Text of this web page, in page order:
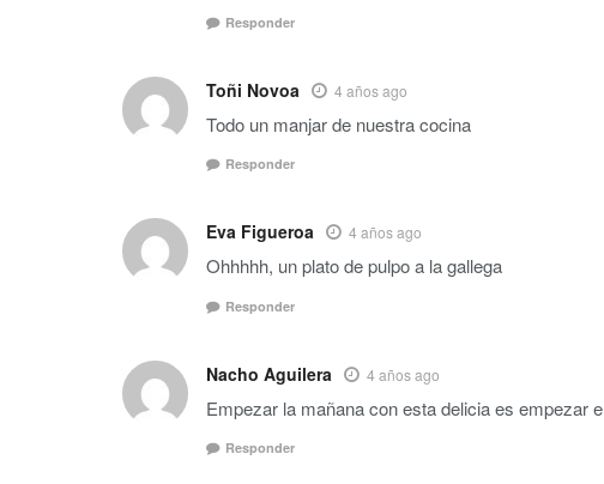
Responder
Toñi Novoa 4 años ago
Todo un manjar de nuestra cocina
Responder
Eva Figueroa 4 años ago
Ohhhhh, un plato de pulpo a la gallega
Responder
Nacho Aguilera 4 años ago
Empezar la mañana con esta delicia es empezar
Responder